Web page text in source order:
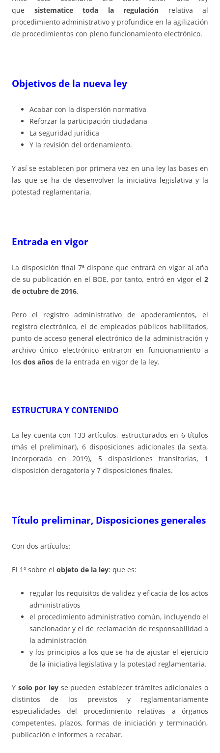
que sistematice toda la regulación relativa al
procedimiento administrativo y profundice en la agilización
de procedimientos con pleno funcionamiento electrónico.
Objetivos de la nueva ley
Acabar con la dispersión normativa
Reforzar la participación ciudadana
La seguridad jurídica
Y la revisión del ordenamiento.
Y así se establecen por primera vez en una ley las bases en
las que se ha de desenvolver la iniciativa legislativa y la
potestad reglamentaria.
Entrada en vigor
La disposición final 7ª dispone que entrará en vigor al año
de su publicación en el BOE, por tanto, entró en vigor el 2
de octubre de 2016.
Pero el registro administrativo de apoderamientos, el
registro electrónico, el de empleados públicos habilitados,
punto de acceso general electrónico de la administración y
archivo único electrónico entraron en funcionamiento a
los dos años de la entrada en vigor de la ley.
ESTRUCTURA Y CONTENIDO
La ley cuenta con 133 artículos, estructurados en 6 títulos
(más el preliminar), 6 disposiciones adicionales (la sexta,
incorporada en 2019), 5 disposiciones transitorias, 1
disposición derogatoria y 7 disposiciones finales.
Título preliminar, Disposiciones generales
Con dos artículos:
El 1º sobre el objeto de la ley: que es:
regular los requisitos de validez y eficacia de los actos
administrativos
el procedimiento administrativo común, incluyendo el
sancionador y el de reclamación de responsabilidad a
la administración
y los principios a los que se ha de ajustar el ejercicio
de la iniciativa legislativa y la potestad reglamentaria.
Y solo por ley se pueden establecer trámites adicionales o
distintos de los previstos y reglamentariamente
especialidades del procedimiento relativas a órganos
competentes, plazos, formas de iniciación y terminación,
publicación e informes a recabar.